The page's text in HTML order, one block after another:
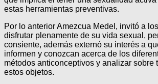
estas herramientas preventivas.
Por lo anterior Amezcua Medel, invitó a
disfrutar plenamente de su vida sexual,
consiente, además externó su interés a
informen y conozcan acerca de los
métodos anticonceptivos y analizar sobre
estos objetos.